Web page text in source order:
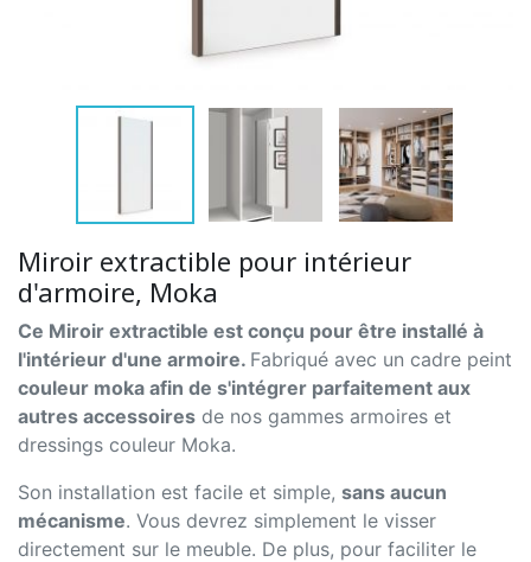
Miroir extractible pour intérieur
d'armoire, Moka
Ce Miroir extractible est conçu pour être installé à
l'intérieur d'une armoire. Fabriqué avec un cadre peint
couleur moka afin de s'intégrer parfaitement aux
autres accessoires de nos gammes armoires et
dressings couleur Moka.
Son installation est facile et simple, sans aucun
mécanisme. Vous devrez simplement le visser
directement sur le meuble. De plus, pour faciliter le